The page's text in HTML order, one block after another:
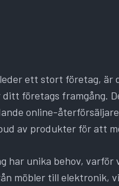
ett stort företag, är
företags framgång.
online-
av produkter för att
har unika behov,
möbler till elektronik,